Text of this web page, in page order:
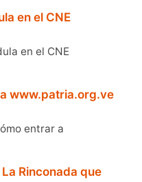
en el CNE
en el CNE
www.patria.org.ve
entrar a
Rinconada que